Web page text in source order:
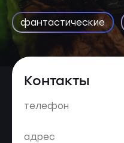
фантастические
Контакты
телефон
адрес